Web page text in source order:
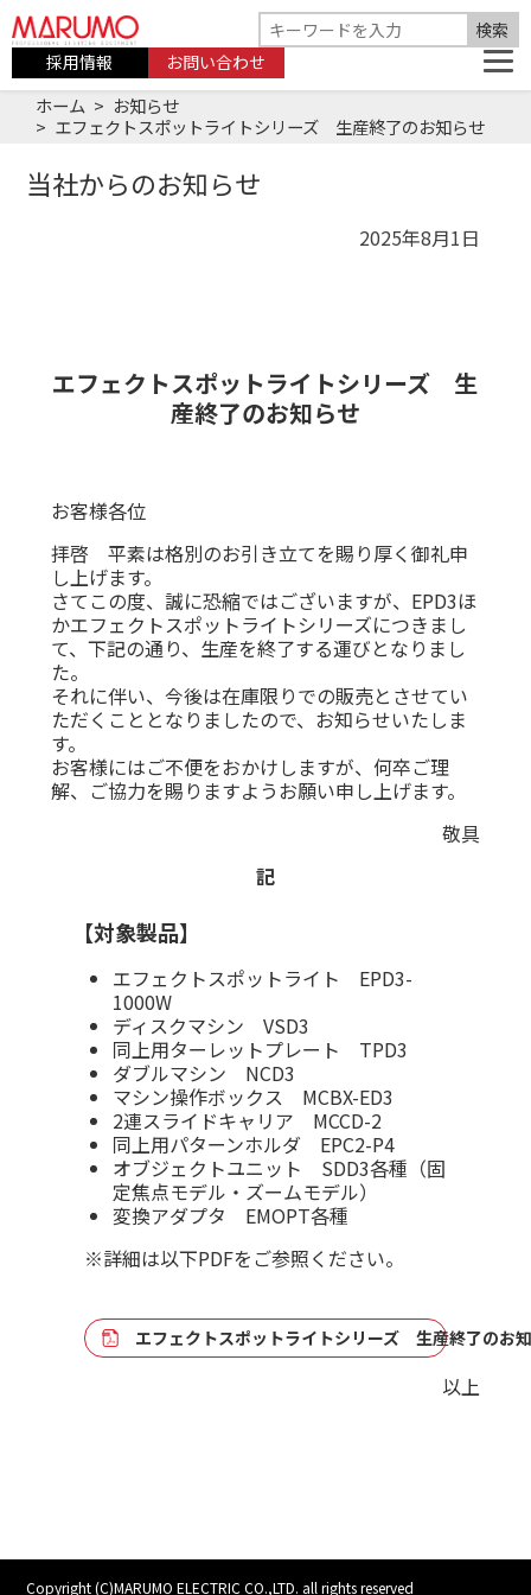
採用情報 お問い合わせ
ホーム
お知らせ
エフェクトスポットライトシリーズ 生産終了のお知らせ
当社からのお知らせ
2025年8月1日
エフェクトスポットライトシリーズ 生
産終了のお知らせ
お客様各位
拝啓 平素は格別のお引き立てを賜り厚く御礼申
し上げます。
さてこの度、誠に恐縮ではございますが、EPD3ほ
かエフェクトスポットライトシリーズにつきまし
て、下記の通り、生産を終了する運びとなりまし
た。
それに伴い、今後は在庫限りでの販売とさせてい
ただくこととなりましたので、お知らせいたしま
す。
お客様にはご不便をおかけしますが、何卒ご理
解、ご協力を賜りますようお願い申し上げます。
敬具
記
【対象製品】
エフェクトスポットライト EPD3-
1000W
ディスクマシン VSD3
同上用ターレットプレート TPD3
ダブルマシン NCD3
マシン操作ボックス MCBX-ED3
2連スライドキャリア MCCD-2
同上用パターンホルダ EPC2-P4
オブジェクトユニット SDD3各種（固
定焦点モデル・ズームモデル）
変換アダプタ EMOPT各種
※詳細は以下PDFをご参照ください。
エフェクトスポットライトシリーズ 生産終了のお
以上
Copyright (C)MARUMO ELECTRIC CO.,LTD. all rights reserved